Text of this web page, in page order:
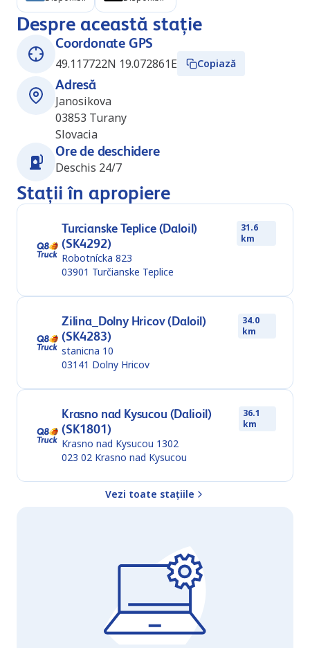
Despre această stație
Coordonate GPS
49.117722N 19.072861E
Copiază
Adresă
Janosikova
03853 Turany
Slovacia
Ore de deschidere
Deschis 24/7
Stații în apropiere
Turcianske Teplice (Daloil)
(SK4292)
31.6
km
Robotnícka 823
03901 Turčianske Teplice
Zilina_Dolny Hricov (Daloil)
(SK4283)
34.0
km
stanicna 10
03141 Dolny Hricov
Krasno nad Kysucou (Dalioil)
(SK1801)
36.1
km
Krasno nad Kysucou 1302
023 02 Krasno nad Kysucou
Vezi toate stațiile